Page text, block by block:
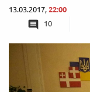
13.03.2017, 22:00
10